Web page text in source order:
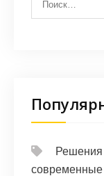
Решения
современные